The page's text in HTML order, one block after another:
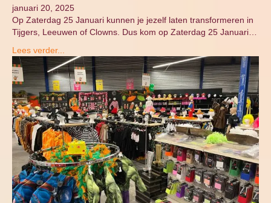
januari 20, 2025
Op Zaterdag 25 Januari kunnen je jezelf laten transformeren in
Tijgers, Leeuwen of Clowns. Dus kom op Zaterdag 25 Januari…
Lees verder...